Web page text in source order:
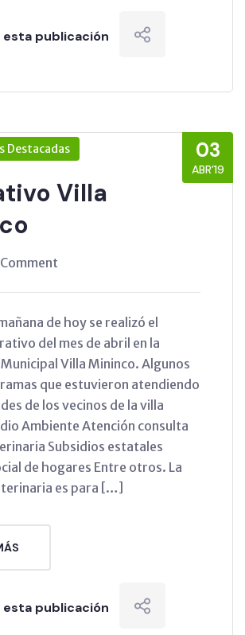
publicación
03
ABR’19
Destacadas
Villa
de hoy se realizó el
del mes de abril en la
Villa Mininco. Algunos
que estuvieron atendiendo
de los vecinos de la villa
Ambiente Atención consulta
Subsidios estatales
de hogares Entre otros. La
es para […]
publicación